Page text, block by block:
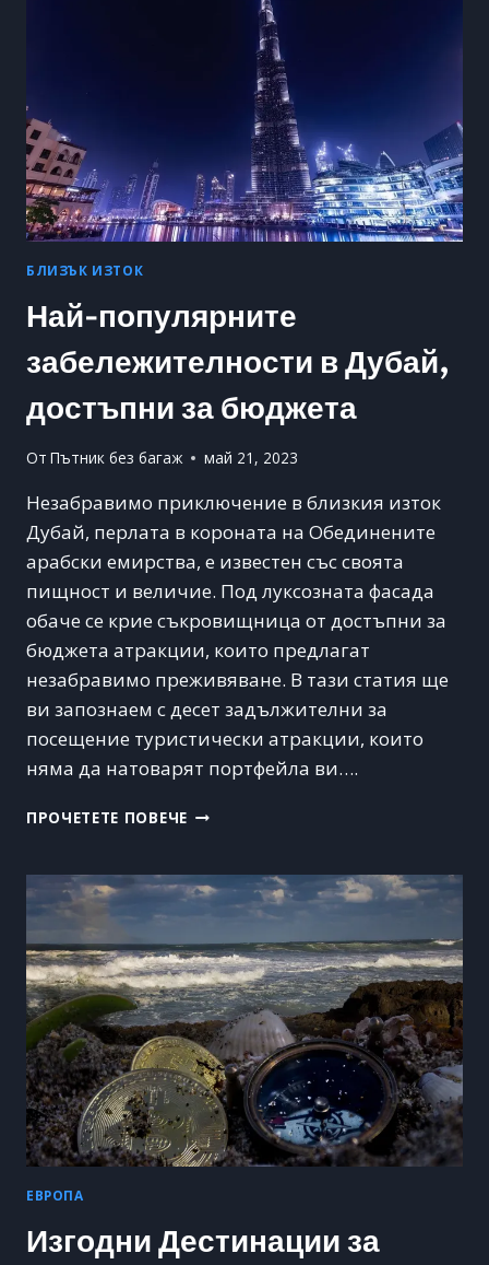
ДЕСТИНАЦИЯ
ПЪТУВАНЕ?
БЛИЗЪК ИЗТОК
Най-популярните
забележителности в Дубай,
достъпни за бюджета
От Пътник без багаж май 21, 2023
Незабравимо приключение в близкия изток
Дубай, перлата в короната на Обединените
арабски емирства, е известен със своята
пищност и величие. Под луксозната фасада
обаче се крие съкровищница от достъпни за
бюджета атракции, които предлагат
незабравимо преживяване. В тази статия ще
ви запознаем с десет задължителни за
посещение туристически атракции, които
няма да натоварят портфейла ви….
ПРОЧЕТЕТЕ ПОВЕЧЕНАЙ-
В
ДУБАЙ,
ЗА
БЮДЖЕТА
ЕВРОПА
Изгодни Дестинации за